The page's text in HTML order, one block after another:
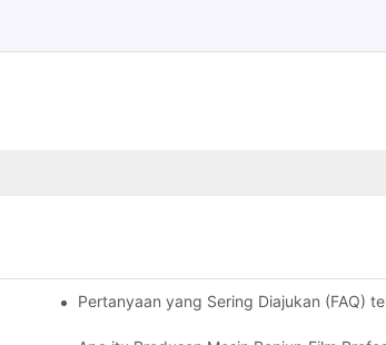
& Karet Internasional Vietnam 2025.
Pertanyaan yang Sering Diajukan (FAQ)